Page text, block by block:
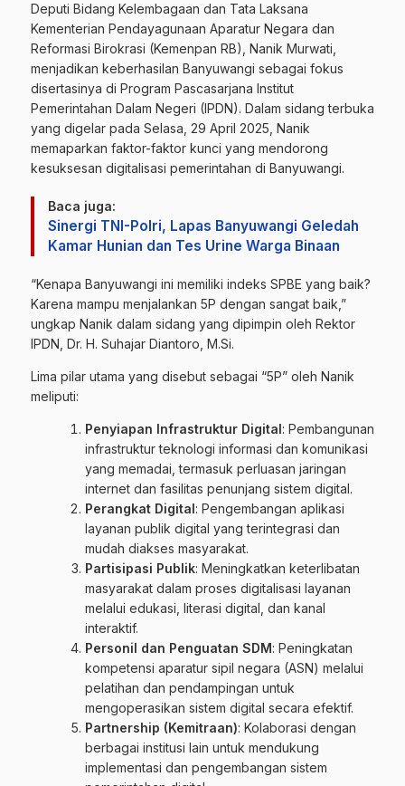
Deputi Bidang Kelembagaan dan Tata Laksana
Kementerian Pendayagunaan Aparatur Negara dan
Reformasi Birokrasi (Kemenpan RB), Nanik Murwati,
menjadikan keberhasilan Banyuwangi sebagai fokus
disertasinya di Program Pascasarjana Institut
Pemerintahan Dalam Negeri (IPDN). Dalam sidang terbuka
yang digelar pada Selasa, 29 April 2025, Nanik
memaparkan faktor-faktor kunci yang mendorong
kesuksesan digitalisasi pemerintahan di Banyuwangi.
Baca juga:
Sinergi TNI-Polri, Lapas Banyuwangi Geledah
Kamar Hunian dan Tes Urine Warga Binaan
“Kenapa Banyuwangi ini memiliki indeks SPBE yang baik?
Karena mampu menjalankan 5P dengan sangat baik,”
ungkap Nanik dalam sidang yang dipimpin oleh Rektor
IPDN, Dr. H. Suhajar Diantoro, M.Si.
Lima pilar utama yang disebut sebagai “5P” oleh Nanik
meliputi:
Penyiapan Infrastruktur Digital: Pembangunan
infrastruktur teknologi informasi dan komunikasi
yang memadai, termasuk perluasan jaringan
internet dan fasilitas penunjang sistem digital.
Perangkat Digital: Pengembangan aplikasi
layanan publik digital yang terintegrasi dan
mudah diakses masyarakat.
Partisipasi Publik: Meningkatkan keterlibatan
masyarakat dalam proses digitalisasi layanan
melalui edukasi, literasi digital, dan kanal
interaktif.
Personil dan Penguatan SDM: Peningkatan
kompetensi aparatur sipil negara (ASN) melalui
pelatihan dan pendampingan untuk
mengoperasikan sistem digital secara efektif.
Partnership (Kemitraan): Kolaborasi dengan
berbagai institusi lain untuk mendukung
implementasi dan pengembangan sistem